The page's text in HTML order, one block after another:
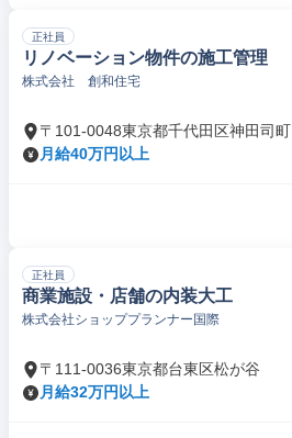
正社員
リノベーション物件の施工管理
株式会社 創和住宅
〒101-0048東京都千代田区神田司町
月給40万円以上
正社員
商業施設・店舗の内装大工
株式会社ショッププランナー国際
〒111-0036東京都台東区松が谷
月給32万円以上